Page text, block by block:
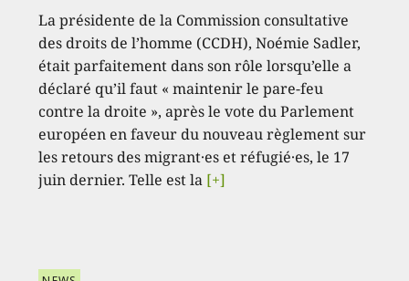
La présidente de la Commission consultative
des droits de l’homme (CCDH), Noémie Sadler,
était parfaitement dans son rôle lorsqu’elle a
déclaré qu’il faut « maintenir le pare-feu
contre la droite », après le vote du Parlement
européen en faveur du nouveau règlement sur
les retours des migrant·es et réfugié·es, le 17
juin dernier. Telle est la [+]